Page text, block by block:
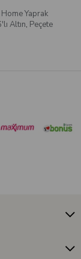
Yaprak
Altın, Peçete